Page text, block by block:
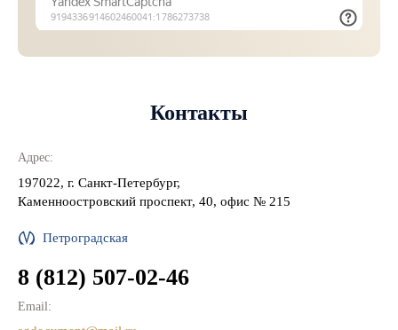
Контакты
Адрес:
197022, г. Санкт-Петербург,
Каменноостровский проспект, 40, офис № 215
Петроградская
8 (812) 507-02-46
Email: